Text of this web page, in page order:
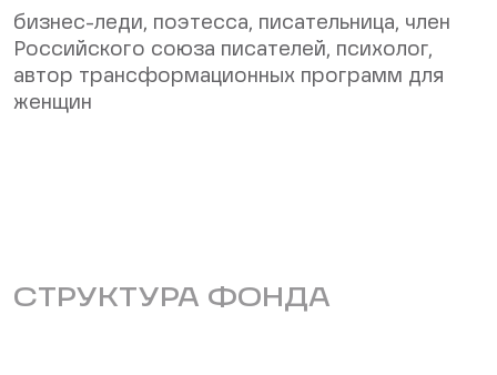
бизнес-леди, поэтесса, писательница, член
Российского союза писателей, психолог,
автор трансформационных программ для
женщин
СТРУКТУРА ФОНДА